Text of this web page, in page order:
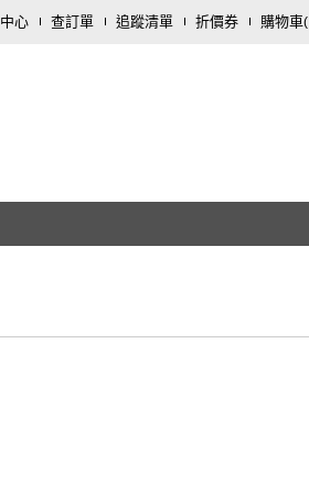
心 查訂單 追蹤清單 折價券 購物車(